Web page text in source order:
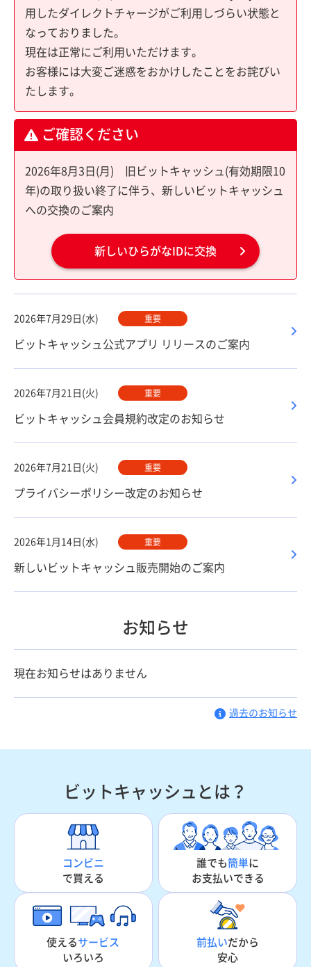
用したダイレクトチャージがご利用しづらい状態と
なっておりました。
現在は正常にご利用いただけます。
お客様には大変ご迷惑をおかけしたことをお詫びい
たします。
ご確認ください
2026年8月3日(月) 旧ビットキャッシュ(有効期限10
年)の取り扱い終了に伴う、新しいビットキャッシュ
への交換のご案内
新しいひらがなIDに交換
2026年7月29日(水) 重要
ビットキャッシュ公式アプリ リリースのご案内
2026年7月21日(火) 重要
ビットキャッシュ会員規約改定のお知らせ
2026年7月21日(火) 重要
プライバシーポリシー改定のお知らせ
2026年1月14日(水) 重要
新しいビットキャッシュ販売開始のご案内
お知らせ
現在お知らせはありません
過去のお知らせ
ビットキャッシュとは？
コンビニ
で買える
誰でも簡単に
お支払いできる
使える サービス
いろいろ
前払いだから
安心